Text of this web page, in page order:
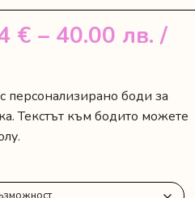
€ – 40.00 лв. /
персонализирано боди за
Текстът към бодито можете